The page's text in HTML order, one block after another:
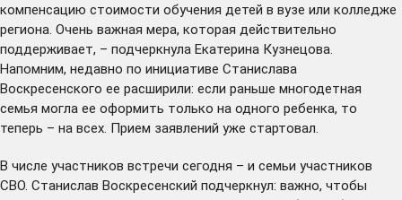
компенсацию стоимости обучения детей в вузе или колледже
региона. Очень важная мера, которая действительно
поддерживает, – подчеркнула Екатерина Кузнецова.
Напомним, недавно по инициативе Станислава
Воскресенского ее расширили: если раньше многодетная
семья могла ее оформить только на одного ребенка, то
теперь – на всех. Прием заявлений уже стартовал.
В числе участников встречи сегодня – и семьи участников
СВО. Станислав Воскресенский подчеркнул: важно, чтобы